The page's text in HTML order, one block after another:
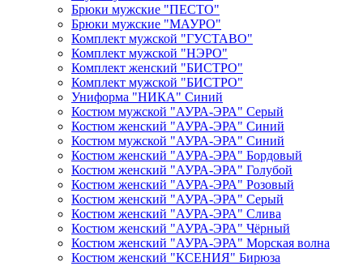
Брюки мужские "ПЕСТО"
Брюки мужские "МАУРО"
Комплект мужской "ГУСТАВО"
Комплект мужской "НЭРО"
Комплект женский "БИСТРО"
Комплект мужской "БИСТРО"
Униформа "НИКА" Синий
Костюм мужской "АУРА-ЭРА" Серый
Костюм женский "АУРА-ЭРА" Синий
Костюм мужской "АУРА-ЭРА" Синий
Костюм женский "АУРА-ЭРА" Бордовый
Костюм женский "АУРА-ЭРА" Голубой
Костюм женский "АУРА-ЭРА" Розовый
Костюм женский "АУРА-ЭРА" Серый
Костюм женский "АУРА-ЭРА" Слива
Костюм женский "АУРА-ЭРА" Чёрный
Костюм женский "АУРА-ЭРА" Морская волна
Костюм женский "КСЕНИЯ" Бирюза